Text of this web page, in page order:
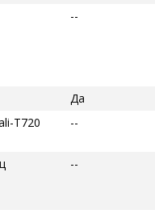
--
Да
T720
--
--